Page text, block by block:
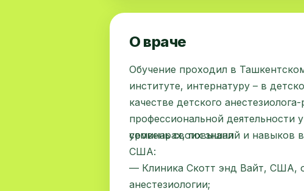
О враче
Обучение проходил в
институте, интернатуру – в
качестве детского
профессиональной деятельности
семинарах, повышал
уровень своих знаний и навыков
США:
— Клиника Скотт энд Вайт, США,
анестезиологии;